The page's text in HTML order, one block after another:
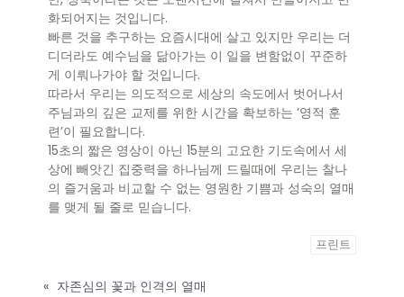
화되어지는 것입니다.
빠른 것을 추구하는 요즘시대에 살고 있지만 우리는 더
디더라도 예수님을 닮아가는 이 일을 변함없이 꾸준하
게 이뤄나가야 할 것입니다.
따라서 우리는 의도적으로 세상의 속도에서 벗어나서
주님과의 깊은 교제를 위한 시간을 확보하는 ‘영적 훈
련’이 필요합니다.
15초의 짧은 영상이 아닌 15분의 고요한 기도속에서 세
상에 빼앗긴 집중력을 하나님께 드릴때에 우리는 찰나
의 즐거움과 비교할 수 없는 영원한 기쁨과 성숙의 열매
를 맺게 될 줄로 믿습니다.
프린트
« 자존심의 꽃과 인격의 열매